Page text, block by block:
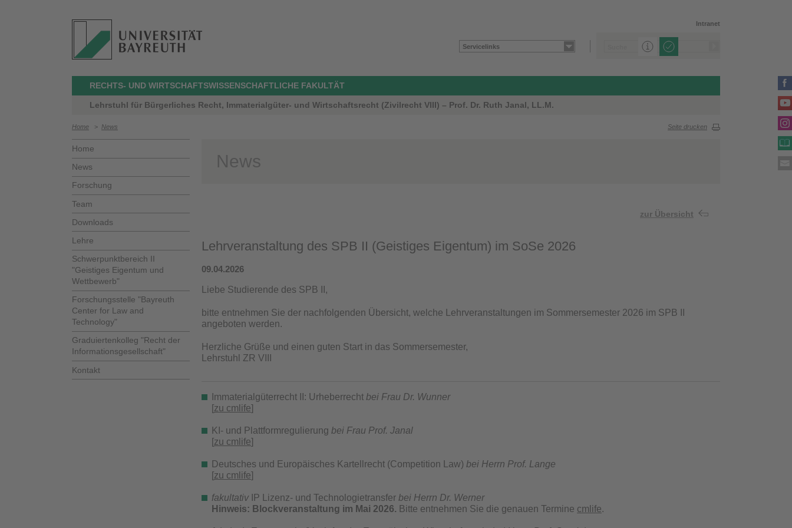
Intranet
Servicelinks
RECHTS- UND WIRTSCHAFTSWISSENSCHAFTLICHE FAKULTÄT
Lehrstuhl für Bürgerliches Recht, Immaterialgüter- und Wirtschaftsrecht (Zivilrecht VIII) – Prof. Dr. Ruth Janal, LL.M.
Home > News Seite drucken
Home
News
Forschung
Team
Downloads
Lehre
Schwerpunktbereich II
"Geistiges Eigentum und
Wettbewerb"
Forschungsstelle "Bayreuth
Center for Law and
Technology"
Graduiertenkolleg "Recht der
Informationsgesellschaft"
Kontakt
News
zur Übersicht
Lehrveranstaltung des SPB II (Geistiges Eigentum) im SoSe 2026
09.04.2026
Liebe Studierende des SPB II,
bitte entnehmen Sie der nachfolgenden Übersicht, welche Lehrveranstaltungen im Sommersemester 2026 im SPB II
angeboten werden.
Herzliche Grüße und einen guten Start in das Sommersemester,
Lehrstuhl ZR VIII
Immaterialgüterrecht II: Urheberrecht bei Frau Dr. Wunner
[zu cmlife]
KI- und Plattformregulierung bei Frau Prof. Janal
[zu cmlife]
Deutsches und Europäisches Kartellrecht (Competition Law) bei Herrn Prof. Lange
[zu cmlife]
fakultativ IP Lizenz- und Technologietransfer bei Herrn Dr. Werner
Hinweis: Blockveranstaltung im Mai 2026. Bitte entnehmen Sie die genauen Termine cmlife.